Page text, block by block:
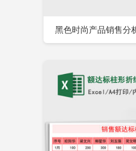
黑色时尚产品销售分
添加收藏